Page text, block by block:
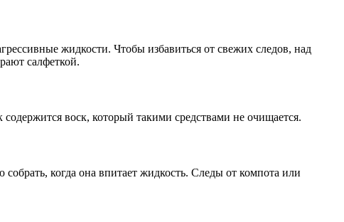
жидкости. Чтобы избавиться от свежих следов, над
салфеткой.
воск, который такими средствами не очищается.
когда она впитает жидкость. Следы от компота или